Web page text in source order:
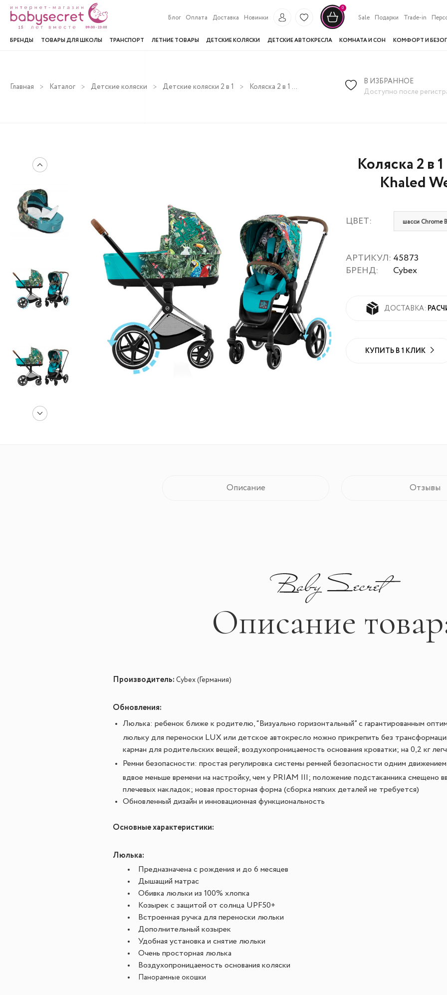
Блог Оплата Доставка Новинки
0
Sale Подарки Trade-in
БРЕНДЫ ТОВАРЫ ДЛЯ ШКОЛЫ ТРАНСПОРТ ЛЕТНИЕ ТОВАРЫ ДЕТСКИЕ КОЛЯСКИ ДЕТСКИЕ АВТОКРЕСЛА КОМНАТА И СОН КОМФОРТ И
Главная Каталог Детские коляски Детские коляски 2 в 1 Коляска 2 в 1 Cybex Priam и e-Priam IV FE DJ Khaled We the Best (шасси на выбор)
В ИЗБРАННОЕ
Доступно после
Коляска 2 в
Khaled
ЦВЕТ: шасси Chrome
АРТИКУЛ:
БРЕНД:
45873
Cybex
ДОСТАВКА:
КУПИТЬ В 1 КЛИК
Описание Отзывы
Описание
Производитель: Cybex (Германия)
Обновления:
Люлька: ребенок ближе к родителю, “Визуально горизонтальный” с гарантированным
люльку для переноски LUX или детское автокресло можно прикрепить без
карман для родительских вещей; воздухопроницаемость основания кроватки; на 0,2 кг
Ремни безопасности: простая регулировка системы ремней безопасности одним
вдвое меньше времени на настройку, чем у PRIAM III; положение подстаканника смещено
плечевых накладок; новая просторная форма (сборка мягких деталей не требуется)
Обновленный дизайн и инновационная функциональность
Основные характеристики:
Люлька:
Предназначена с рождения и до 6 месяцев
Дышащий матрас
Обивка люльки из 100% хлопка
Козырек с защитой от солнца UPF50+
Встроенная ручка для переноски люльки
Дополнительный козырек
Удобная установка и снятие люльки
Очень просторная люлька
Воздухопроницаемость основания коляски
Панорамные окошки